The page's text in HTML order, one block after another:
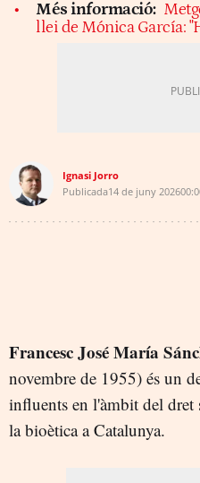
Més informació:
llei de Mónica García:
Ignasi Jorro
Publicada14 de juny 2026
Francesc José María
novembre de 1955) és un
influents en l'àmbit del dret
la bioètica a Catalunya.